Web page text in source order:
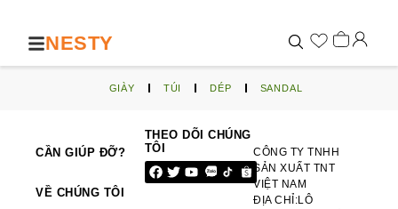
NESTY
GIÀY TÚI DÉP SANDAL
CẦN GIÚP ĐỠ?
VỀ CHÚNG TÔI
THEO DÕI CHÚNG
TÔI
CÔNG TY TNHH
SẢN XUẤT TNT
VIỆT NAM
ĐỊA CHỈ:LÔ